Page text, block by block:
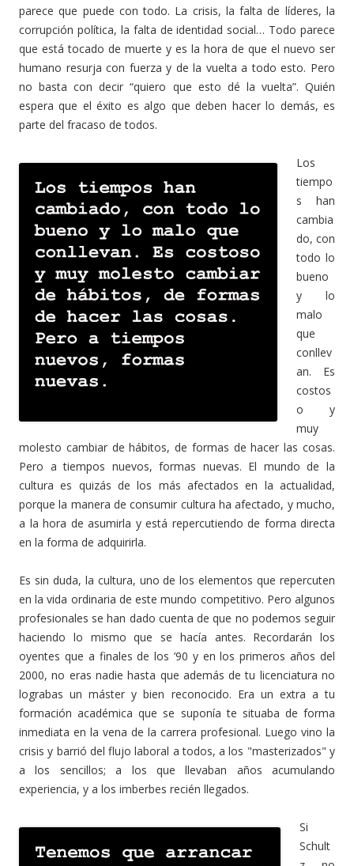
parece que puede con todo. La crisis, la falta de líderes, la
corrupción política, la falta de identidad social… Todo parece
que está tocado de muerte y es la hora de que el nuevo ser
humano resurja con fuerza y de la vuelta a todo esto. Pero
no basta con decir “quiero que esto dé la vuelta”. Quién
espera que el éxito es algo que deben hacer lo demás, es
parte del fracaso de todos.
Los
tiempo
s han
cambia
do, con
todo lo
bueno
y lo
malo
que
conllev
an. Es
costos
o y
muy
molesto cambiar de hábitos, de formas de hacer las cosas.
Pero a tiempos nuevos, formas nuevas. El mundo de la
cultura es quizás de los más afectados en la actualidad,
porque la manera de consumir cultura ha afectado, y mucho,
a la hora de asumirla y está repercutiendo de forma directa
en la forma de adquirirla.
Es sin duda, la cultura, uno de los elementos que repercuten
en la vida ordinaria de este mundo competitivo. Pero algunos
profesionales se han dado cuenta de que no podemos seguir
haciendo lo mismo que se hacía antes. Recordarán los
oyentes que a finales de los ’90 y en los primeros años del
2000, no eras nadie hasta que además de tu licenciatura no
lograbas un máster y bien reconocido. Era un extra a tu
formación académica que se suponía te situaba de forma
inmediata en la vena de la carrera profesional. Luego vino la
crisis y barrió del flujo laboral a todos, a los "masterizados" y
a los sencillos; a los que llevaban años acumulando
experiencia, y a los imberbes recién llegados.
Si
Schult